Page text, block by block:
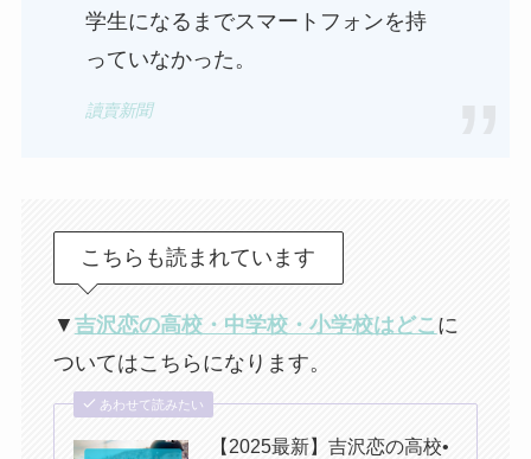
学生になるまでスマートフォンを持
っていなかった。
讀賣新聞
こちらも読まれています
▼ 吉沢恋の高校・中学校・小学校はどこ に
ついてはこちらになります。
あわせて読みたい
【2025最新】吉沢恋の高校•